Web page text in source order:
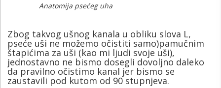
Anatomija psećeg uha
Zbog takvog ušnog kanala u obliku slova L,
pseće uši ne možemo očistiti samo)pamučnim
štapićima za uši (kao mi ljudi svoje uši),
jednostavno ne bismo dosegli dovoljno daleko
da pravilno očistimo kanal jer bismo se
zaustavili pod kutom od 90 stupnjeva.